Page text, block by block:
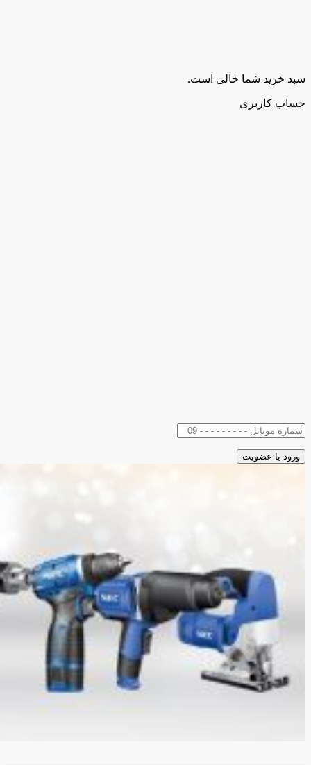
سبد خرید شما خالی است.
حساب کاربری